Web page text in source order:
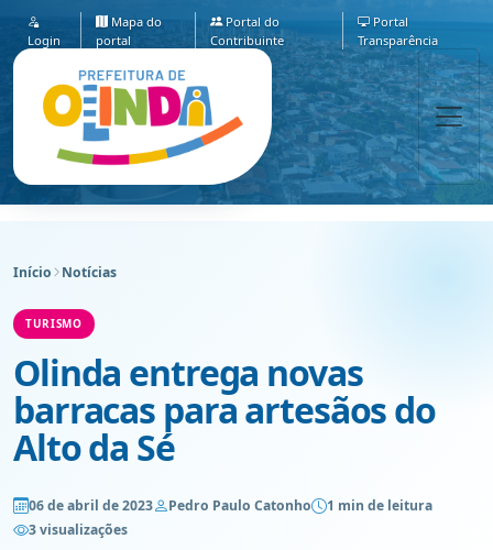
Login
Mapa do
portal
Portal do
Contribuinte
Portal
Transparência
Início Notícias
TURISMO
Olinda entrega novas
barracas para artesãos do
Alto da Sé
06 de abril de 2023 Pedro Paulo Catonho
1 min de leitura
3 visualizações